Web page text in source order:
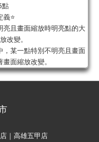
點
義⭐
且畫面縮放時明亮點的大
改變。
某一點特別不明亮且畫面
面縮放改變。
｜高雄五甲店